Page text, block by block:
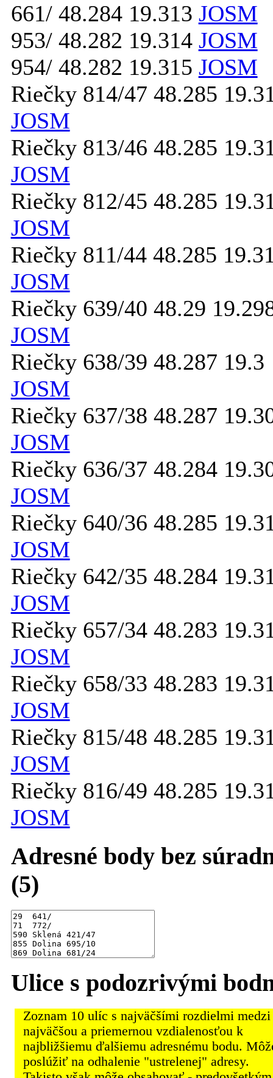
661/ 48.284 19.313 JOSM
953/ 48.282 19.314 JOSM
954/ 48.282 19.315 JOSM
Riečky 814/47 48.285
JOSM
Riečky 813/46 48.285
JOSM
Riečky 812/45 48.285
JOSM
Riečky 811/44 48.285
JOSM
Riečky 639/40 48.29
JOSM
Riečky 638/39 48.287 19.3
JOSM
Riečky 637/38 48.287
JOSM
Riečky 636/37 48.284
JOSM
Riečky 640/36 48.285
JOSM
Riečky 642/35 48.284
JOSM
Riečky 657/34 48.283
JOSM
Riečky 658/33 48.283
JOSM
Riečky 815/48 48.285
JOSM
Riečky 816/49 48.285
JOSM
Adresné body bez
(5)
Ulice s podozrivými
Zoznam 10 ulíc s najväčšími rozdielmi medzi
najväčšou a priemernou vzdialenosťou k
najbližšiemu ďalšiemu adresnému bodu.
poslúžiť na odhalenie "ustrelenej" adresy.